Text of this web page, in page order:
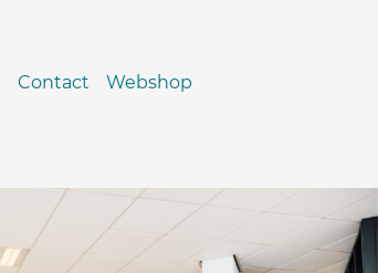
Contact Webshop